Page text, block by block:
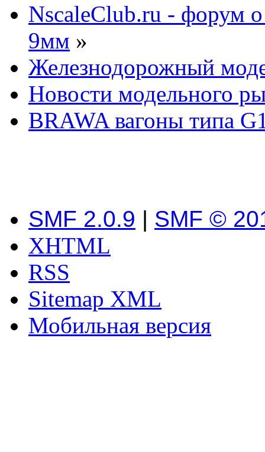
NscaleClub.ru - форум
9мм »
Железнодорожный
Новости модельного
BRAWA вагоны типа
SMF 2.0.9 | SMF ©
XHTML
RSS
Sitemap XML
Мобильная версия